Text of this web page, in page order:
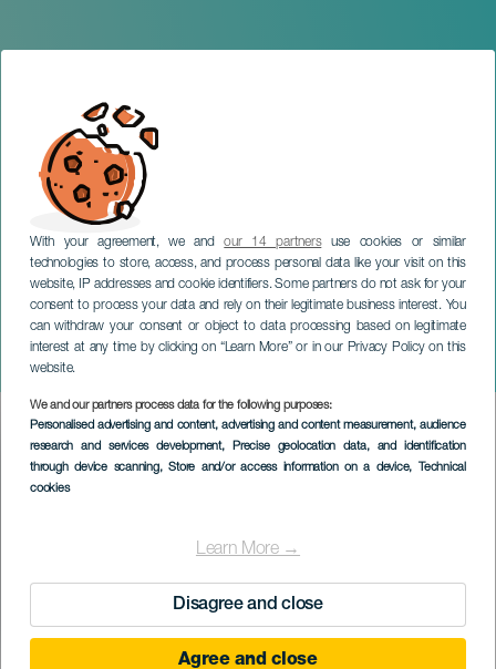
With your agreement, we andour 14 partnersuse cookies or similar
technologies to store, access, and process personal data like your visit on this
website, IP addresses and cookie identifiers. Some partners do not ask for your
consent to process your data and rely on their legitimate business interest. You
can withdraw your consent or object to data processing based on legitimate
interest at any time by clicking on “Learn More” or in our Privacy Policy on this
website.
We and our partners process data for the following purposes:
Personalised advertising and content, advertising and content measurement, audience
research and services development, Precise geolocation data, and identification
through device scanning, Store and/or access information on a device, Technical
cookies
Learn More →
Disagree and close
Agree and close
Lanzarote in Samba
LANZAROTE
Imagen
Listado